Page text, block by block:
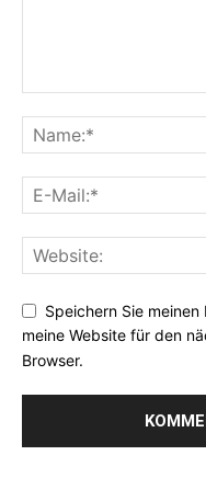
Speichern Sie
meine Website für den
Browser.